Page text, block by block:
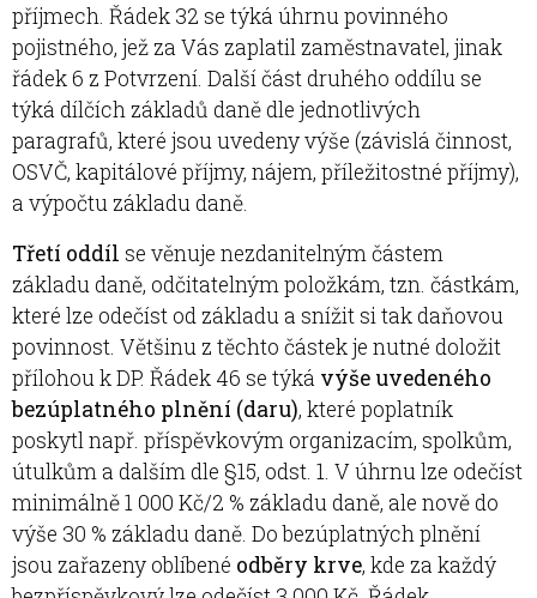
příjmech. Řádek 32 se týká úhrnu povinného
pojistného, jež za Vás zaplatil zaměstnavatel, jinak
řádek 6 z Potvrzení. Další část druhého oddílu se
týká dílčích základů daně dle jednotlivých
paragrafů, které jsou uvedeny výše (závislá činnost,
OSVČ, kapitálové příjmy, nájem, příležitostné příjmy),
a výpočtu základu daně.
Třetí oddíl se věnuje nezdanitelným částem
základu daně, odčitatelným položkám, tzn. částkám,
které lze odečíst od základu a snížit si tak daňovou
povinnost. Většinu z těchto částek je nutné doložit
přílohou k DP. Řádek 46 se týká výše uvedeného
bezúplatného plnění (daru), které poplatník
poskytl např. příspěvkovým organizacím, spolkům,
útulkům a dalším dle §15, odst. 1. V úhrnu lze odečíst
minimálně 1 000 Kč/2 % základu daně, ale nově do
výše 30 % základu daně. Do bezúplatných plnění
jsou zařazeny oblíbené odběry krve, kde za každý